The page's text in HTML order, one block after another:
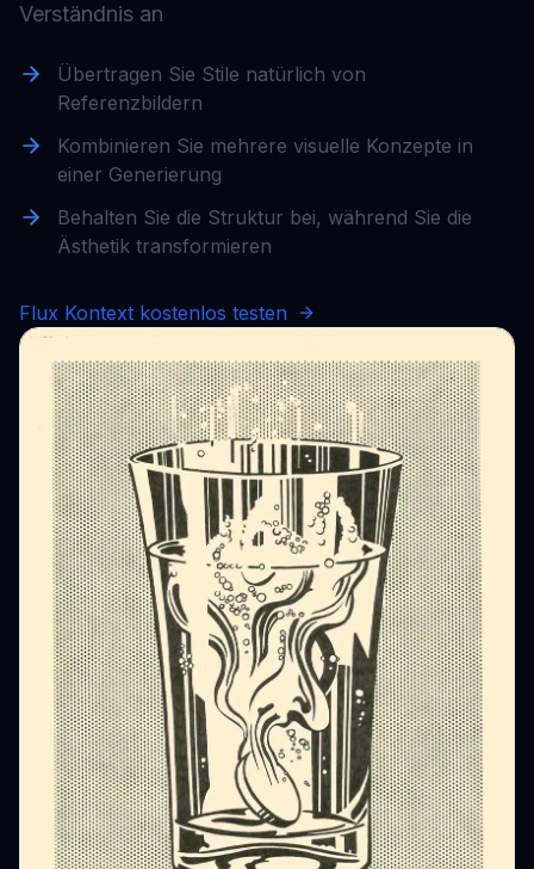
Verständnis an
Übertragen Sie Stile natürlich von
Referenzbildern
Kombinieren Sie mehrere visuelle Konzepte in
einer Generierung
Behalten Sie die Struktur bei, während Sie die
Ästhetik transformieren
Flux Kontext kostenlos testen